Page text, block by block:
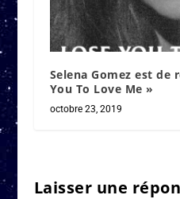
Selena Gomez est de
You To Love Me »
octobre 23, 2019
Laisser une